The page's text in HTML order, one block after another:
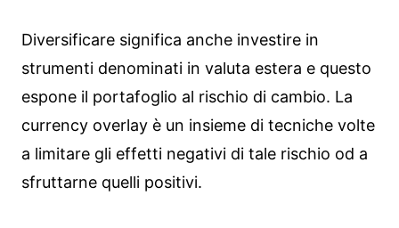
Diversificare significa anche investire in
strumenti denominati in valuta estera e questo
espone il portafoglio al rischio di cambio. La
currency overlay è un insieme di tecniche volte
a limitare gli effetti negativi di tale rischio od a
sfruttarne quelli positivi.